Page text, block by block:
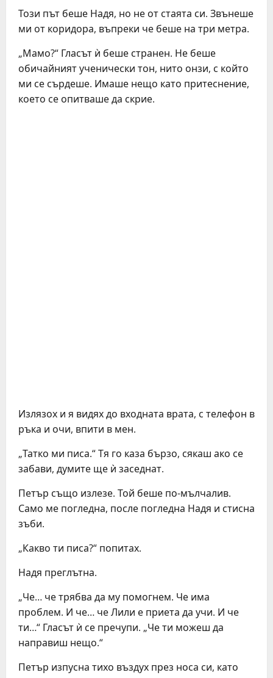
Този път беше Надя, но не от стаята си. Звънеше
ми от коридора, въпреки че беше на три метра.
„Мамо?“ Гласът ѝ беше странен. Не беше
обичайният ученически тон, нито онзи, с който
ми се сърдеше. Имаше нещо като притеснение,
което се опитваше да скрие.
Излязох и я видях до входната врата, с телефон в
ръка и очи, впити в мен.
„Татко ми писа.“ Тя го каза бързо, сякаш ако се
забави, думите ще ѝ заседнат.
Петър също излезе. Той беше по-мълчалив.
Само ме погледна, после погледна Надя и стисна
зъби.
„Какво ти писа?“ попитах.
Надя преглътна.
„Че… че трябва да му помогнем. Че има
проблем. И че… че Лили е приета да учи. И че
ти…“ Гласът ѝ се пречупи. „Че ти можеш да
направиш нещо.“
Петър изпусна тихо въздух през носа си, като